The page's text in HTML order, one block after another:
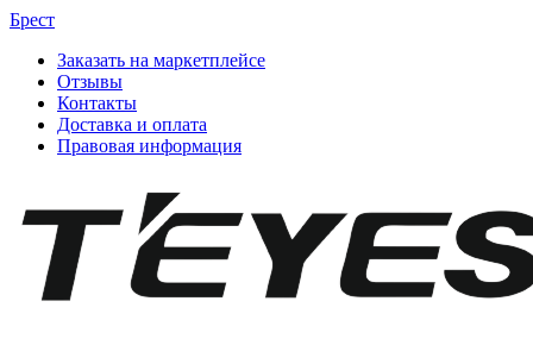
Брест
Заказать на маркетплейсе
Отзывы
Контакты
Доставка и оплата
Правовая информация